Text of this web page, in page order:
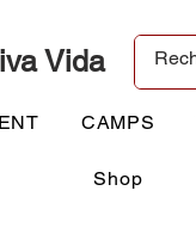
Vida
CAMPS
Shop